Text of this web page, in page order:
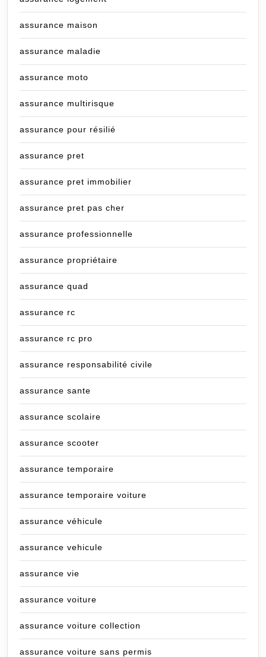
assurance maison
assurance maladie
assurance moto
assurance multirisque
assurance pour résilié
assurance pret
assurance pret immobilier
assurance pret pas cher
assurance professionnelle
assurance propriétaire
assurance quad
assurance rc
assurance rc pro
assurance responsabilité civile
assurance sante
assurance scolaire
assurance scooter
assurance temporaire
assurance temporaire voiture
assurance véhicule
assurance vehicule
assurance vie
assurance voiture
assurance voiture collection
assurance voiture sans permis